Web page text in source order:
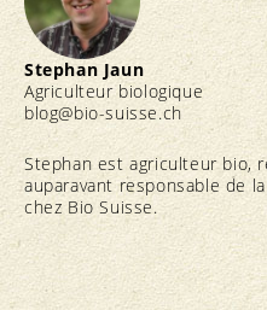
Stephan Jaun
Agriculteur biologique
blog@bio-suisse.ch
Stephan est agriculteur bio,
auparavant responsable de
chez Bio Suisse.